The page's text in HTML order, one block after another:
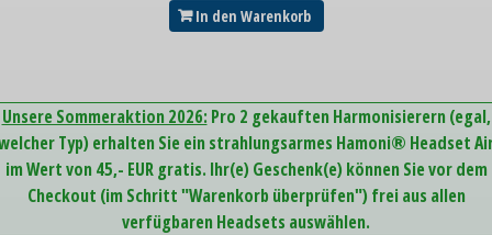
In den Warenkorb
Unsere Sommeraktion 2026: Pro 2 gekauften Harmonisierern (egal,
Typ) erhalten Sie ein strahlungsarmes Hamoni® Headset
im Wert von 45,- EUR gratis. Ihr(e) Geschenk(e) können Sie vor dem
Checkout (im Schritt "Warenkorb überprüfen") frei aus allen
verfügbaren Headsets auswählen.